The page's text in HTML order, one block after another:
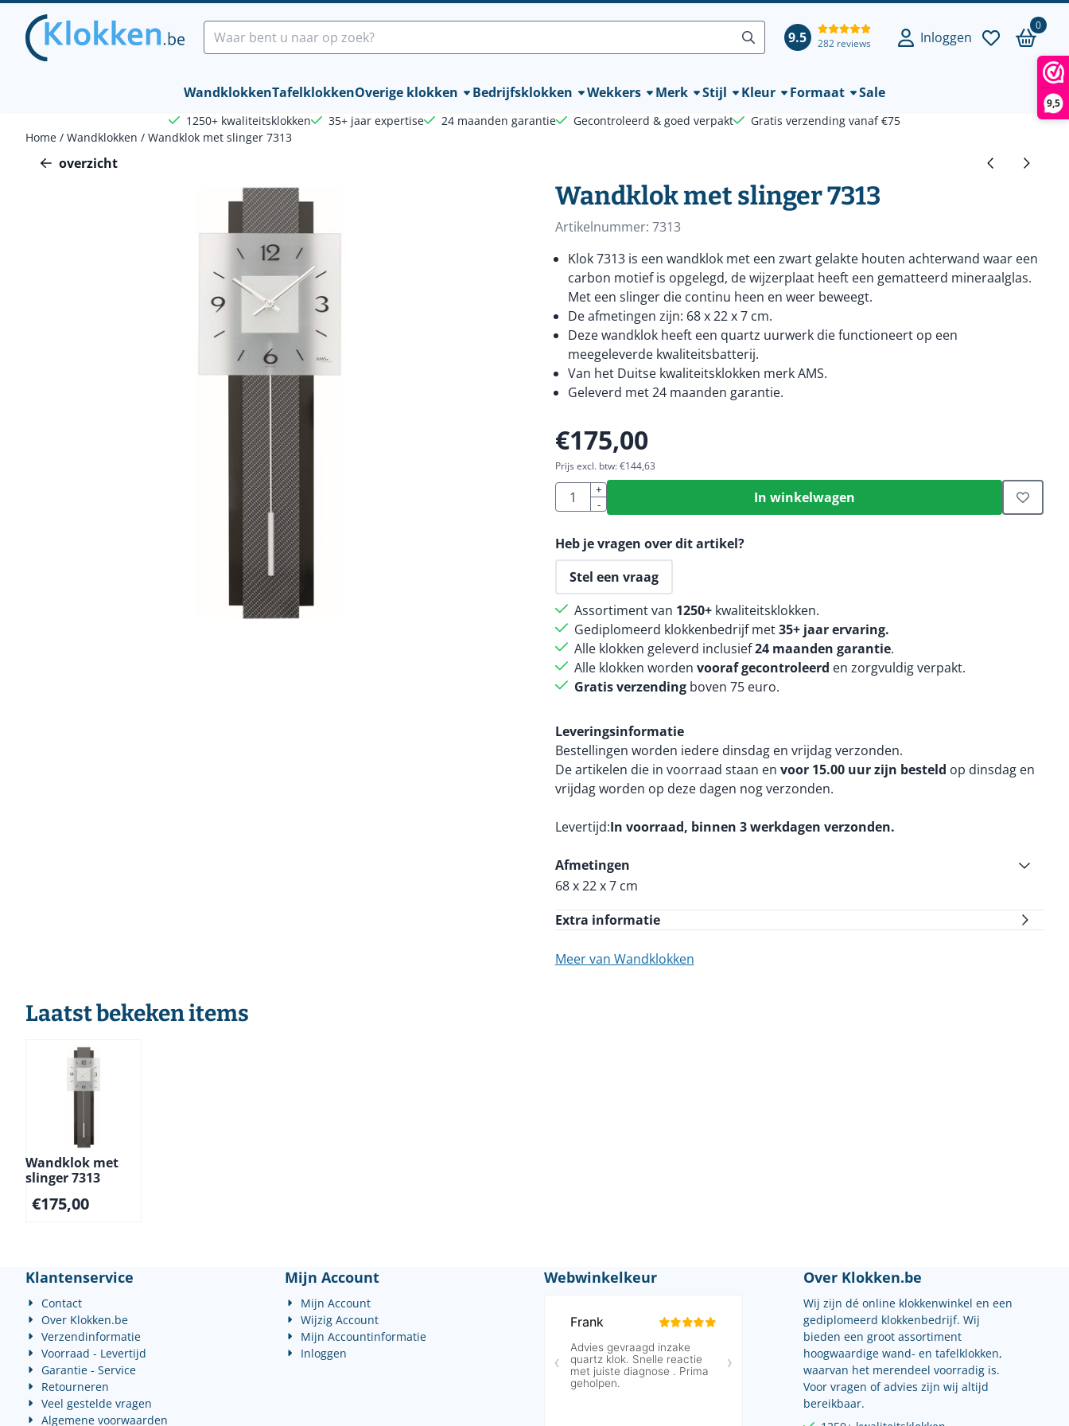
9,5
Cookievoorkeuren zijn beschikbaar. Kies instellingen of sta alle cookies toe.
Zoeken
9.5 282 reviews Inloggen
0
WandklokkenTafelklokkenOverige klokken Bedrijfsklokken Wekkers Merk Stijl Kleur Formaat Sale
1250+ kwaliteitsklokken 35+ jaar expertise 24 maanden garantie Gecontroleerd & goed verpakt
Gratis verzending vanaf €75
Home / Wandklokken / Wandklok met slinger 7313
overzicht
Wandklok met slinger 7313
Artikelnummer: 7313
Klok 7313 is een wandklok met een zwart gelakte houten achterwand waar een
carbon motief is opgelegd, de wijzerplaat heeft een gematteerd mineraalglas.
Met een slinger die continu heen en weer beweegt.
De afmetingen zijn: 68 x 22 x 7 cm.
Deze wandklok heeft een quartz uurwerk die functioneert op een
meegeleverde kwaliteitsbatterij.
Van het Duitse kwaliteitsklokken merk AMS.
Geleverd met 24 maanden garantie.
€175,00
Prijs excl. btw: €144,63
Aantal
+
-
In winkelwagen
Heb je vragen over dit artikel?
Stel een vraag
Assortiment van 1250+kwaliteitsklokken.
Gediplomeerd klokkenbedrijf met35+ jaar ervaring.
Alle klokken geleverd inclusief24 maanden garantie.
Alle klokken worden vooraf gecontroleerd en zorgvuldig verpakt.
Gratis verzendingboven 75 euro.
Leveringsinformatie
Bestellingen worden iedere dinsdag en vrijdag verzonden.
De artikelen die in voorraad staan en voor 15.00 uur zijn besteld op dinsdag en
vrijdag worden op deze dagen nog verzonden.
Levertijd In voorraad, binnen 3 werkdagen verzonden.
Afmetingen
68 x 22 x 7 cm
Extra informatie
Meer van Wandklokken
Laatst bekeken items
Wandklok met
slinger 7313
€175,00
Klantenservice
Contact
Over Klokken.be
Verzendinformatie
Voorraad - Levertijd
Garantie - Service
Retourneren
Veel gestelde vragen
Algemene voorwaarden
Mijn Account
Mijn Account
Wijzig Account
Mijn Accountinformatie
Inloggen
Webwinkelkeur Over Klokken.be
Wij zijn dé online klokkenwinkel en een
gediplomeerd klokkenbedrijf. Wij
bieden een groot assortiment
hoogwaardige wand- en tafelklokken,
waarvan het merendeel voorradig is.
Voor vragen of advies zijn wij altijd
bereikbaar.